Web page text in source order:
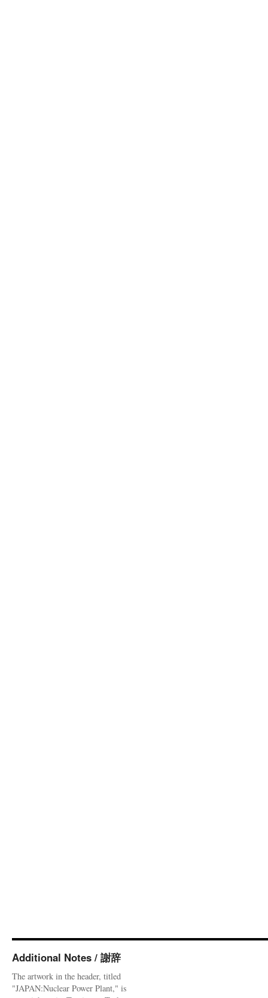
Additional Notes / 謝辞
The artwork in the header, titled
"JAPAN:Nuclear Power Plant," is